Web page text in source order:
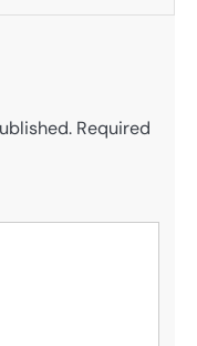
Required